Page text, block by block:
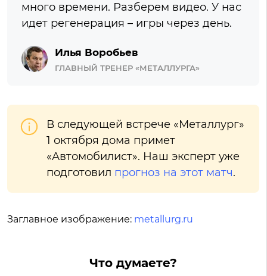
много времени. Разберем видео. У нас
идет регенерация – игры через день.
Илья Воробьев
ГЛАВНЫЙ ТРЕНЕР «МЕТАЛЛУРГА»
В следующей встрече «Металлург»
1 октября дома примет
«Автомобилист». Наш эксперт уже
подготовил прогноз на этот матч.
Заглавное изображение: metallurg.ru
Что думаете?